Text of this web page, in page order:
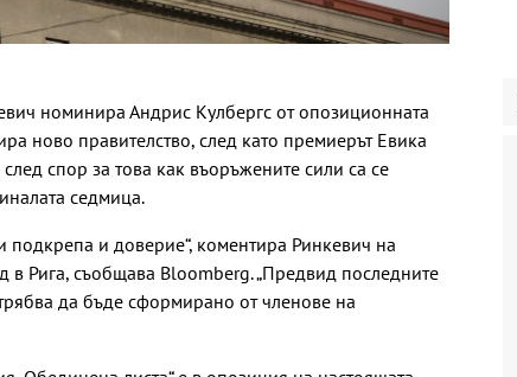
номинира Андрис Кулбергс от опозиционната
ново правителство, след като премиерът Евика
след спор за това как въоръжените сили са се
седмица.
подкрепа и доверие“, коментира Ринкевич на
в Рига, съобщава Bloomberg. „Предвид последните
да бъде сформирано от членове на